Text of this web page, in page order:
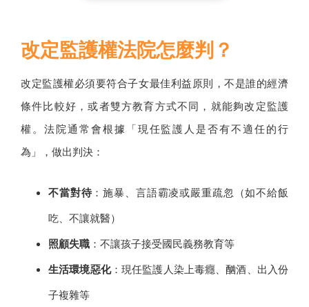
改定監護權法院怎麼判？
改定監護權必須要符合子女最佳利益原則，不是誰的經濟
條件比較好，或者雙方教育方式不同，就能夠改定監護
權。法院通常會根據「現任監護人是否有不適任的行
為」，做出判決：
不當對待：施暴、言語霸凌或嚴重疏忽（如不給飯
吃、不讓就醫）
照顧失職 ：不讓孩子接受國民義務教育等
生活環境惡化：現任監護人染上毒癮、酗酒、出入份
子複雜等